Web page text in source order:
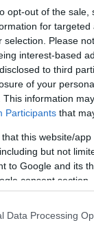
opt-out of the
for
selection. Please
interest-based
to third
of your
This information
Participants that
that this website/
but not
to Google and its
consent section.
Data Processing
anno
terroir, ci ha
nella
– spiega
di
che
sulla
incidono
e
del
che
di